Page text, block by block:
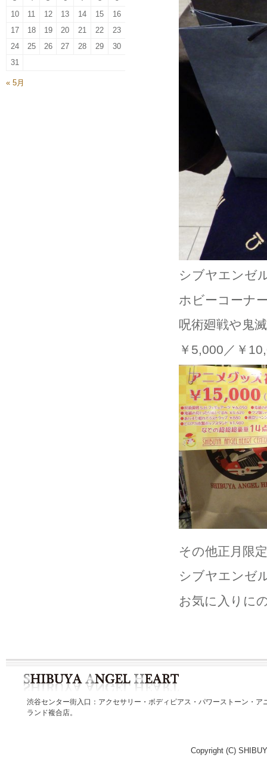
シブヤエンゼ
ホビーコーナ
呪術廻戦や鬼
￥5,000／￥
その他正月限
シブヤエンゼ
お気に入りに
10
11 12 13 14 15
16
17
18 19 20 21 22
23
24
25 26 27 28 29
30
31
« 5月
渋谷センター街入口：アクセサリー・ボディピアス・パワーストーン・ア
ランド複合店。
Copyright (C)